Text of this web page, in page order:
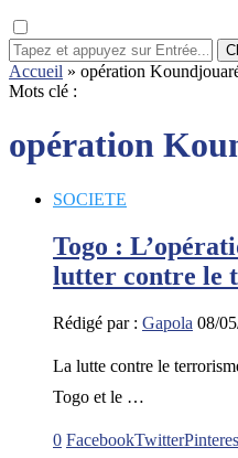
Accueil » opération
Mots clé :
opération
SOCIETE
Togo :
lutter contre le
Rédigé par : Gapola 08/
La lutte contre le
Togo et le …
0 FacebookTwitter